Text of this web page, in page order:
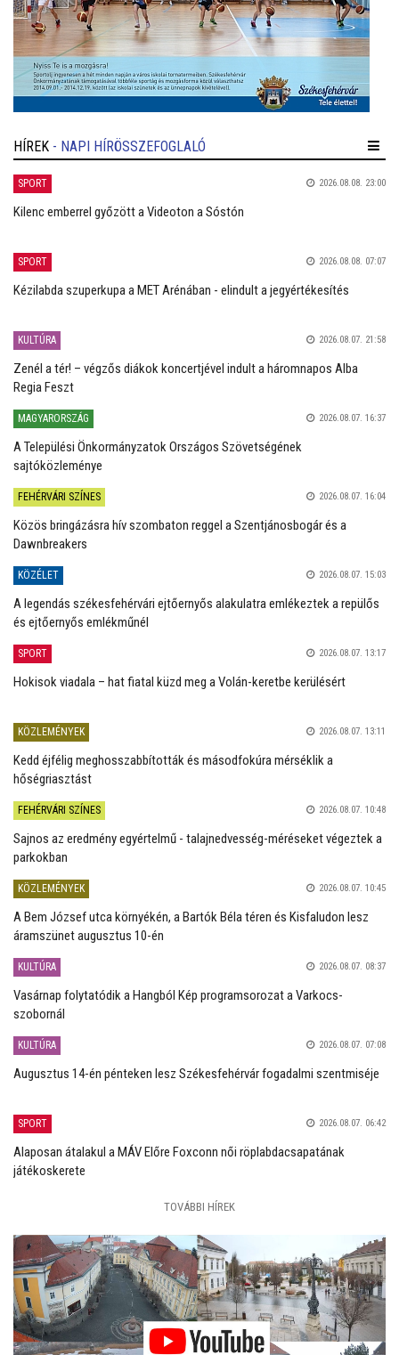
HÍREK - NAPI HÍRÖSSZEFOGLALÓ
SPORT 2026.08.08. 23:00
Kilenc emberrel győzött a Videoton a Sóstón
SPORT 2026.08.08. 07:07
Kézilabda szuperkupa a MET Arénában - elindult a jegyértékesítés
KULTÚRA 2026.08.07. 21:58
Zenél a tér! – végzős diákok koncertjével indult a háromnapos Alba
Regia Feszt
MAGYARORSZÁG 2026.08.07. 16:37
A Települési Önkormányzatok Országos Szövetségének
sajtóközleménye
FEHÉRVÁRI SZÍNES 2026.08.07. 16:04
Közös bringázásra hív szombaton reggel a Szentjánosbogár és a
Dawnbreakers
KÖZÉLET 2026.08.07. 15:03
A legendás székesfehérvári ejtőernyős alakulatra emlékeztek a repülős
és ejtőernyős emlékműnél
SPORT 2026.08.07. 13:17
Hokisok viadala – hat fiatal küzd meg a Volán-keretbe kerülésért
KÖZLEMÉNYEK 2026.08.07. 13:11
Kedd éjfélig meghosszabbították és másodfokúra mérséklik a
hőségriasztást
FEHÉRVÁRI SZÍNES 2026.08.07. 10:48
Sajnos az eredmény egyértelmű - talajnedvesség-méréseket végeztek a
parkokban
KÖZLEMÉNYEK 2026.08.07. 10:45
A Bem József utca környékén, a Bartók Béla téren és Kisfaludon lesz
áramszünet augusztus 10-én
KULTÚRA 2026.08.07. 08:37
Vasárnap folytatódik a Hangból Kép programsorozat a Varkocs-
szobornál
KULTÚRA 2026.08.07. 07:08
Augusztus 14-én pénteken lesz Székesfehérvár fogadalmi szentmiséje
SPORT 2026.08.07. 06:42
Alaposan átalakul a MÁV Előre Foxconn női röplabdacsapatának
játékoskerete
TOVÁBBI HÍREK